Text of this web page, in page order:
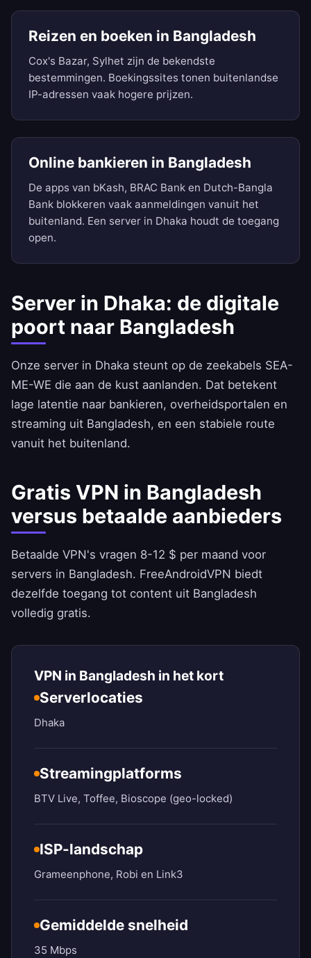
Reizen en boeken in Bangladesh
Cox's Bazar, Sylhet zijn de bekendste
bestemmingen. Boekingssites tonen buitenlandse
IP-adressen vaak hogere prijzen.
Online bankieren in Bangladesh
De apps van bKash, BRAC Bank en Dutch-Bangla
Bank blokkeren vaak aanmeldingen vanuit het
buitenland. Een server in Dhaka houdt de toegang
open.
Server in Dhaka: de digitale
poort naar Bangladesh
Onze server in Dhaka steunt op de zeekabels SEA-
ME-WE die aan de kust aanlanden. Dat betekent
lage latentie naar bankieren, overheidsportalen en
streaming uit Bangladesh, en een stabiele route
vanuit het buitenland.
Gratis VPN in Bangladesh
versus betaalde aanbieders
Betaalde VPN's vragen 8-12 $ per maand voor
servers in Bangladesh. FreeAndroidVPN biedt
dezelfde toegang tot content uit Bangladesh
volledig gratis.
VPN in Bangladesh in het kort
Serverlocaties
Dhaka
Streamingplatforms
BTV Live, Toffee, Bioscope (geo-locked)
ISP-landschap
Grameenphone, Robi en Link3
Gemiddelde snelheid
35 Mbps